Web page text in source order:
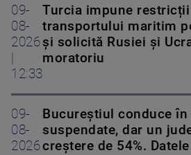
09-
08-
2026
12:33
Turcia impune
transportului maritim
și solicită Rusiei și
moratoriu
09-
08-
2026
Bucureștiul conduce
suspendate, dar un
creștere de 54%. Datele